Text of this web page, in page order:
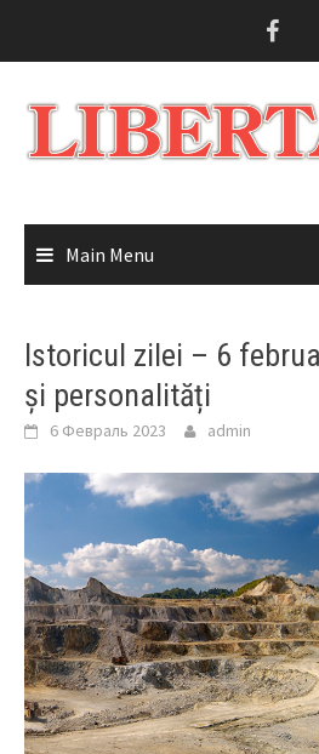
Main Menu
Istoricul zilei – 6
și personalități
6 Февраль 2023 admin